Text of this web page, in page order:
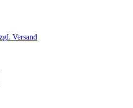
Versand